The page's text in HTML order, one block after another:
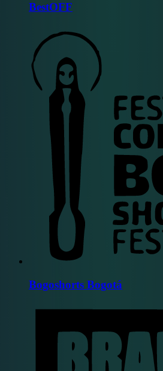
BestOFF
Bogoshorts Bogotá